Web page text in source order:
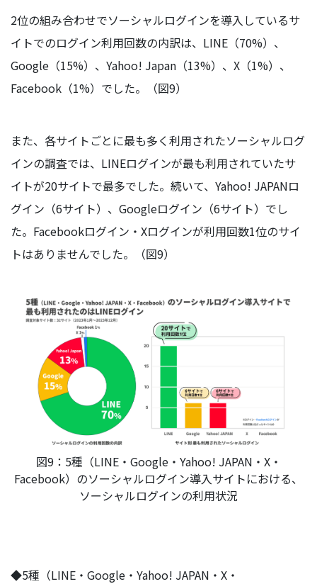
2位の組み合わせでソーシャルログインを導入しているサ
イトでのログイン利用回数の内訳は、LINE（70%）、
Google（15%）、Yahoo! Japan（13%）、X（1%）、
Facebook（1%）でした。（図9）
また、各サイトごとに最も多く利用されたソーシャルログ
インの調査では、LINEログインが最も利用されていたサ
イトが20サイトで最多でした。続いて、Yahoo! JAPANロ
グイン（6サイト）、Googleログイン（6サイト）でし
た。Facebookログイン・Xログインが利用回数1位のサイ
トはありませんでした。（図9）
図9：5種（LINE・Google・Yahoo! JAPAN・X・
Facebook）のソーシャルログイン導入サイトにおける、
ソーシャルログインの利用状況
◆5種（LINE・Google・Yahoo! JAPAN・X・